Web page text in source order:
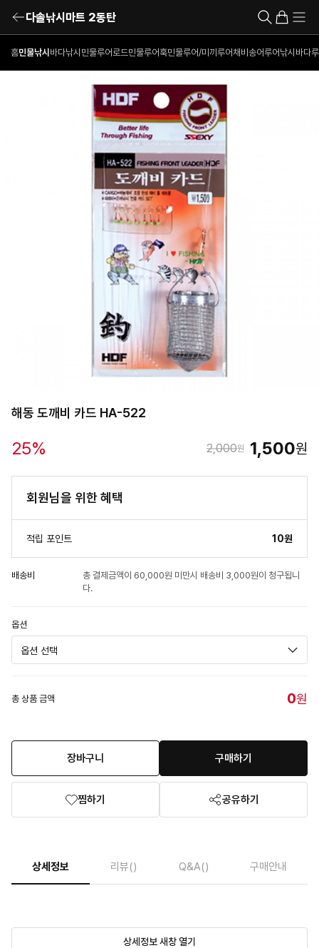
다솔낚시마트 2동탄
홈민물낚시 바다낚시 민물루어로드민물루어훅민물루어/미끼 루어채비 송어루어낚시 바다
해동 도깨비 카드 HA-522
25% 2,000원 1,500원
회원님을 위한 혜택
적립 포인트 10원
배송비
총 결제금액이 60,000원 미만시 배송비 3,000원이 청구됩니
다.
옵션
총 상품 금액 0원
장바구니 구매하기
찜하기 공유하기
상세정보 리뷰() Q&A() 구매안내
상세정보 새창 열기